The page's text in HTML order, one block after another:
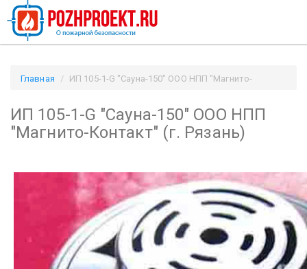
Главная
ИП 105-1-G "Сауна-150" ООО НПП "Магнито-
ИП 105-1-G "Сауна-150" ООО НПП
"Магнито-Контакт" (г. Рязань)